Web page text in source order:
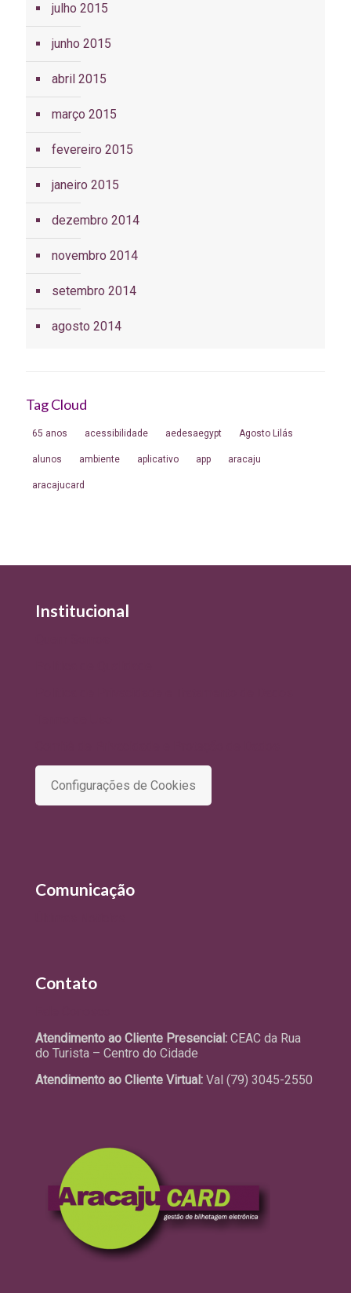
julho 2015
junho 2015
abril 2015
março 2015
fevereiro 2015
janeiro 2015
dezembro 2014
novembro 2014
setembro 2014
agosto 2014
Tag Cloud
65 anos acessibilidade aedesaegypt Agosto Lilás
alunos ambiente aplicativo app aracaju
aracajucard
Institucional
Configurações de Cookies
Comunicação
Contato
Atendimento ao Cliente Presencial: CEAC da Rua
do Turista – Centro do Cidade
Atendimento ao Cliente Virtual: Val (79) 3045-2550